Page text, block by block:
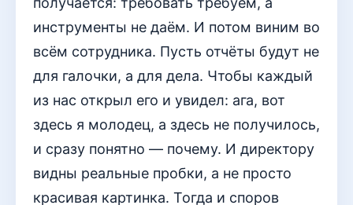
инструменты не даём. И потом виним во
всём сотрудника. Пусть отчёты будут не
для галочки, а для дела. Чтобы каждый
из нас открыл его и увидел: ага, вот
здесь я молодец, а здесь не получилось,
и сразу понятно — почему. И директору
видны реальные пробки, а не просто
красивая картинка. Тогда и споров